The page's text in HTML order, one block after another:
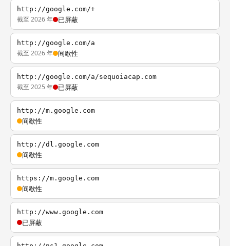
http://google.com/+
截至 2026 年 已屏蔽
http://google.com/a
截至 2026 年 间歇性
http://google.com/a/sequoiacap.com
截至 2025 年 已屏蔽
http://m.google.com
间歇性
http://dl.google.com
间歇性
https://m.google.com
间歇性
http://www.google.com
已屏蔽